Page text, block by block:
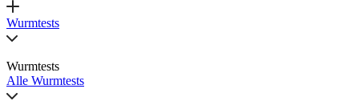
Wurmtests
Wurmtests
Alle Wurmtests